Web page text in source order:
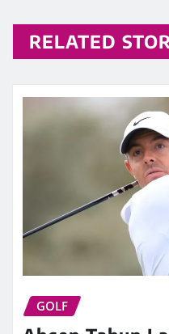
RELATED
GOLF